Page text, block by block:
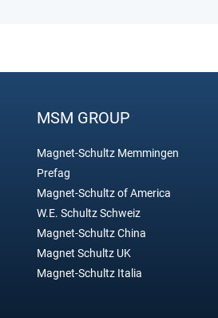
MSM GROUP
Magnet-Schultz Memmingen
Prefag
Magnet-Schultz of America
W.E. Schultz Schweiz
Magnet-Schultz China
Magnet Schultz UK
Magnet-Schultz Italia